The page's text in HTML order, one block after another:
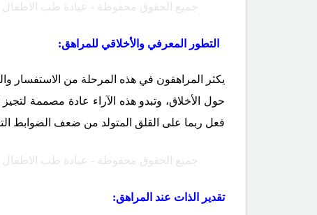
جميع الحقوق محفوظة - عيادة طب الاطفال
التطور المعرفي والأخلاقي للمراهق:
يكثر المراهقون في هذه المرحلة من الاستفسار
حول الأخلاق، وتبدو هذه الآراء عادة مصممة
فعل ربما على القلق المتولد من ضعف الضوابط
جميع الحقوق محفوظة - عيادة طب الاطفال
تقدير الذات عند المراهق: